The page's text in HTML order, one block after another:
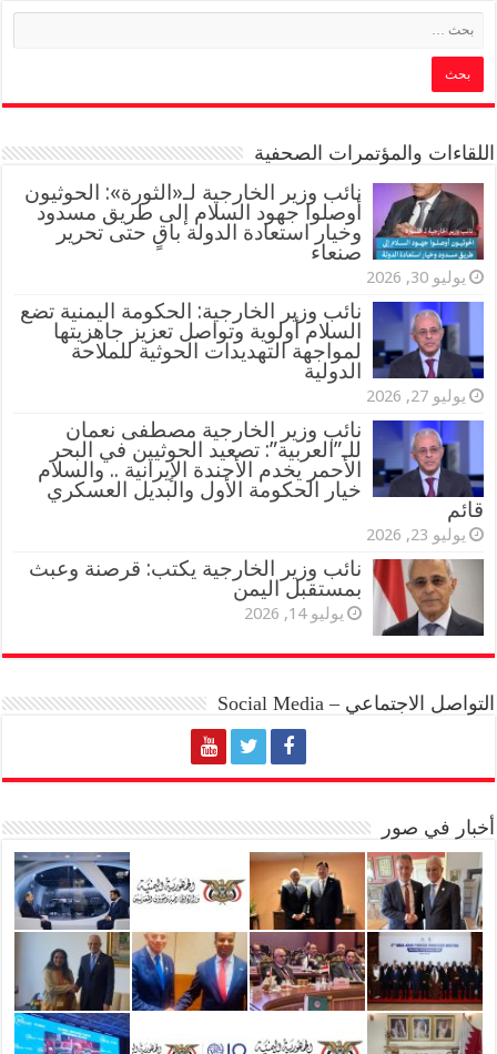
اللقاءات والمؤتمرات الصحفية
‏نائب وزير الخارجية لـ«الثورة»: الحوثيون
أوصلوا جهود السلام إلى طريق مسدود
وخيار استعادة الدولة باقٍ حتى تحرير
صنعاء
يوليو 30, 2026
نائب وزير الخارجية: الحكومة اليمنية تضع
السلام أولوية وتواصل تعزيز جاهزيتها
لمواجهة التهديدات الحوثية للملاحة
الدولية
يوليو 27, 2026
نائب وزير الخارجية مصطفى نعمان
للـ”العربية”: تصعيد الحوثيين في البحر
الأحمر يخدم الأجندة الإيرانية .. والسلام
خيار الحكومة الأول والبديل العسكري
قائم
يوليو 23, 2026
نائب وزير الخارجية يكتب: قرصنة وعبث
بمستقبل اليمن
يوليو 14, 2026
التواصل الاجتماعي – Social Media
أخبار في صور